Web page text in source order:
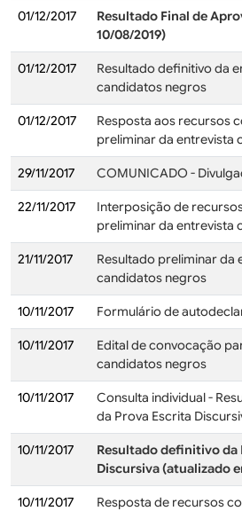
01/12/2017
Resultado Final de
10/08/2019)
01/12/2017
Resultado definitivo da
candidatos negros
01/12/2017
Resposta aos recursos
preliminar da entrevista
29/11/2017 COMUNICADO -
22/11/2017
Interposição de
preliminar da entrevista
21/11/2017
Resultado preliminar da
candidatos negros
10/11/2017 Formulário de
10/11/2017
Edital de convocação
candidatos negros
10/11/2017
Consulta individual -
da Prova Escrita
10/11/2017
Resultado definitivo da
Discursiva (atualizado
10/11/2017
Resposta de recursos